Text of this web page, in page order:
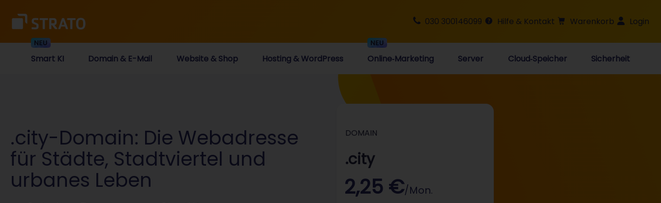
030 300146099 Hilfe & Kontakt Warenkorb Login
Smart KI Domain & E-Mail Website & Shop Hosting & WordPress Online‑Marketing Server Cloud‑Speicher Sicherheit
.city-Domain: Die Webadresse
für Städte, Stadtviertel und
urbanes Leben
DOMAIN
.city
2,25 €/Mon.